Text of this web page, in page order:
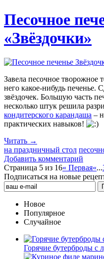
Песочное
«Звёздочки»
Завела песочное творожное
него какое-нибудь печенье.
звёздочек. Большую часть
несколько штук решила
кондитерского карандаша –
практических навыков!
Читать →
на праздничный стол
Добавить комментарий
Страница 5 из 16« Первая«...
Подписаться на новые
Новое
Популярное
Случайное
Горячие бутерброды с